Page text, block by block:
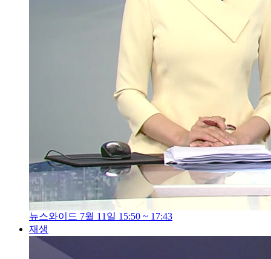
뉴스와이드 7월 11일 15:50 ~ 17:43
재생